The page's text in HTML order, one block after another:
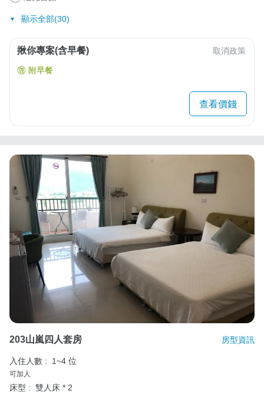
顯示全部(30)
揪你專案(含早餐) 取消政策
附早餐
查看價錢
203山嵐四人套房 房型資訊
入住人數 : 1~4 位
可加人
床型 : 雙人床 * 2